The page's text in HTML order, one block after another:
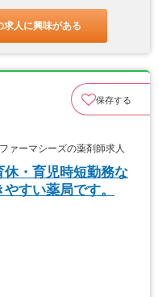
求人に興味がある
保存する
ァーマシーズの薬剤師求人
・育児時短勤務な
すい薬局です。